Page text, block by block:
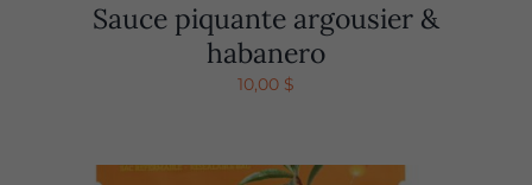
Sauce piquante argousier &
habanero
10,00 $